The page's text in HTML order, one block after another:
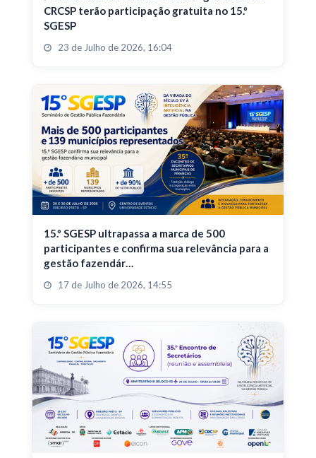
CRCSP terão participação gratuita no 15.º
SGESP
23 de Julho de 2026, 16:04
15.º SGESP ultrapassa a marca de 500
participantes e confirma sua relevância para a
gestão fazendár…
17 de Julho de 2026, 14:55